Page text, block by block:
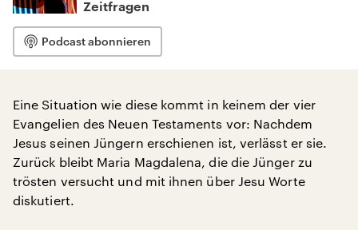
Zeitfragen
Podcast abonnieren
Eine Situation wie diese kommt in keinem der vier
Evangelien des Neuen Testaments vor: Nachdem
Jesus seinen Jüngern erschienen ist, verlässt er sie.
Zurück bleibt Maria Magdalena, die die Jünger zu
trösten versucht und mit ihnen über Jesu Worte
diskutiert.